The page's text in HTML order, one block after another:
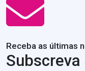
Receba as últimas